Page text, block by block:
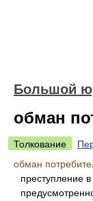
Большой
обман
Толкование
обман
преступление